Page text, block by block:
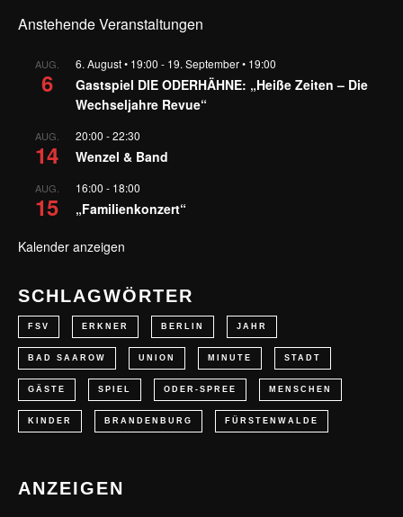
Anstehende Veranstaltungen
AUG.
6
6. August • 19:00 - 19. September • 19:00
Gastspiel DIE ODERHÄHNE: „Heiße Zeiten – Die
Wechseljahre Revue“
AUG.
14
20:00 -22:30
Wenzel & Band
AUG.
15
16:00 - 18:00
„Familienkonzert“
Kalender anzeigen
SCHLAGWÖRTER
FSV ERKNER BERLIN JAHR
BAD SAAROW UNION MINUTE STADT
GÄSTE SPIEL ODER-SPREE MENSCHEN
KINDER BRANDENBURG FÜRSTENWALDE
ANZEIGEN